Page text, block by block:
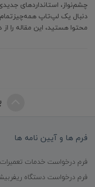
چشم‌نواز، استانداردهای
محتوا هستید، این مقاله را
فرم ها و آیین نامه ها
فرم درخواست خدمات تعمیرات
فرم درخواست دستگاه